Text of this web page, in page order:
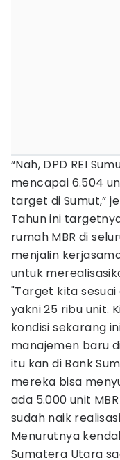
“Nah, DPD REI
mencapai 6.504
target di Sumut,”
Tahun ini
rumah MBR di
menjalin
untuk
"Target kita
yakni 25 ribu unit.
kondisi sekarang
manajemen baru
itu kan di Bank
mereka bisa
ada 5.000 unit
sudah naik
Menurutnya
Sumatera Utara